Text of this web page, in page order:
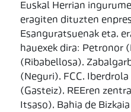
Euskal Herrian
eragiten dituzten
Esanguratsuenak eta,
hauexek dira: Petronor
(Ribabellosa),
(Neguri), FCC,
(Gasteiz), REEren
Itsaso), Bahia de